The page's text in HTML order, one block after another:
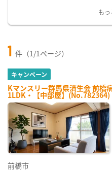
も
1 件（1/1ページ）
キャンペーン
Kマンスリー群馬県済生会 前橋
1LDK・【中部屋】(No.782364)
前橋市